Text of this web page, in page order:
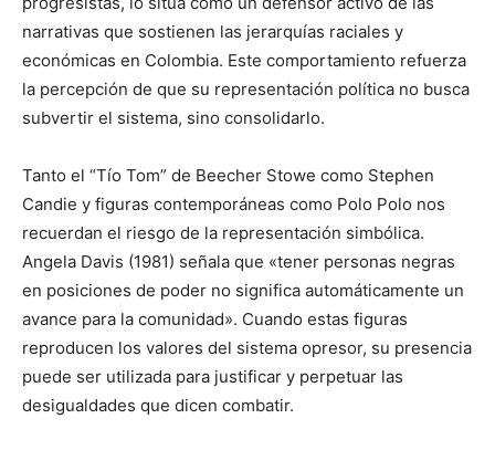
narrativas que sostienen las jerarquías raciales y
económicas en Colombia. Este comportamiento refuerza
la percepción de que su representación política no busca
subvertir el sistema, sino consolidarlo.
Tanto el “Tío Tom” de Beecher Stowe como Stephen
Candie y figuras contemporáneas como Polo Polo nos
recuerdan el riesgo de la representación simbólica.
Angela Davis (1981) señala que «tener personas negras
en posiciones de poder no significa automáticamente un
avance para la comunidad». Cuando estas figuras
reproducen los valores del sistema opresor, su presencia
puede ser utilizada para justificar y perpetuar las
desigualdades que dicen combatir.